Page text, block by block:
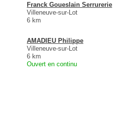
Franck Goueslain Serrurerie
Villeneuve-sur-Lot
6 km
AMADIEU Philippe
Villeneuve-sur-Lot
6 km
Ouvert en continu